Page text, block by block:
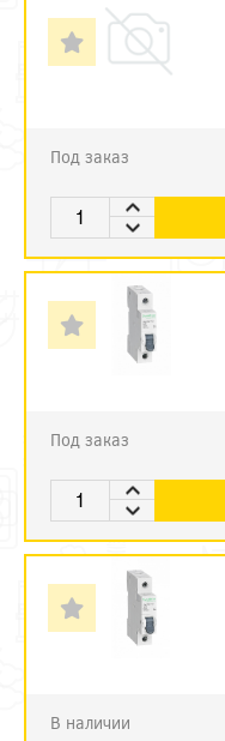
Под заказ
Под заказ
В наличии